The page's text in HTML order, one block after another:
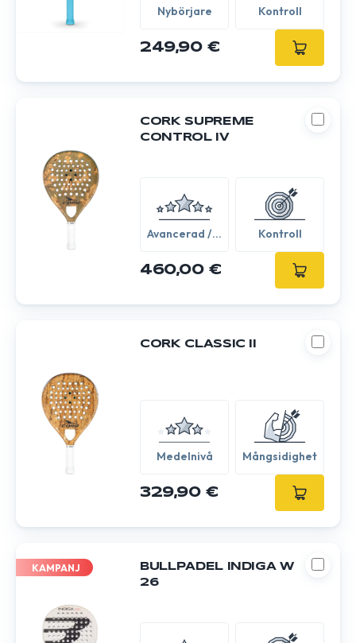
Nybörjare Kontroll
249,90 €
CORK SUPREME
CONTROL IV
Avancerad /
Kontroll
460,00 €
CORK CLASSIC II
Medelnivå Mångsidighet
329,90 €
KAMPANJ
BULLPADEL INDIGA W
26